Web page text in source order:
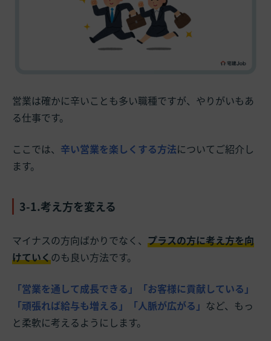
営業は確かに辛いことも多い職種ですが、やりがいもあ
る仕事です。
ここでは、 辛い営業を楽しくする方法についてご紹介し
ます。
3-1.考え方を変える
マイナスの方向ばかりでなく、 プラスの方に考え方を向
けていくのも良い方法です。
「営業を通して成長できる」「お客様に貢献している」
「頑張れば給与も増える」「人脈が広がる」 など、もっ
と柔軟に考えるようにします。